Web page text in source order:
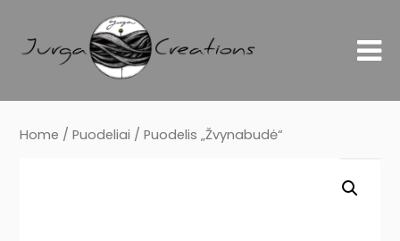
Home /Puodeliai / Puodelis „Žvynabudė“